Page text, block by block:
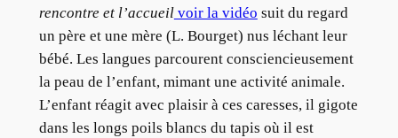
rencontre et l’accueilvoir la vidéo suit du regard
un père et une mère (L. Bourget) nus léchant leur
bébé. Les langues parcourent consciencieusement
la peau de l’enfant, mimant une activité animale.
L’enfant réagit avec plaisir à ces caresses, il gigote
dans les longs poils blancs du tapis où il est